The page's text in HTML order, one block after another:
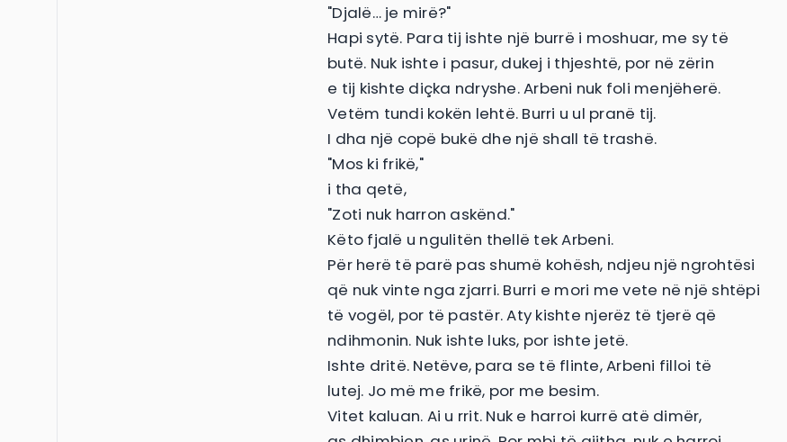
"Djalë… je mirë?"
Hapi sytë. Para tij ishte një burrë i moshuar, me sy të
butë. Nuk ishte i pasur, dukej i thjeshtë, por në zërin
e tij kishte diçka ndryshe. Arbeni nuk foli menjëherë.
Vetëm tundi kokën lehtë. Burri u ul pranë tij.
I dha një copë bukë dhe një shall të trashë.
"Mos ki frikë,"
i tha qetë,
"Zoti nuk harron askënd."
Këto fjalë u ngulitën thellë tek Arbeni.
Për herë të parë pas shumë kohësh, ndjeu një ngrohtësi
që nuk vinte nga zjarri. Burri e mori me vete në një shtëpi
të vogël, por të pastër. Aty kishte njerëz të tjerë që
ndihmonin. Nuk ishte luks, por ishte jetë.
Ishte dritë. Netëve, para se të flinte, Arbeni filloi të
lutej. Jo më me frikë, por me besim.
Vitet kaluan. Ai u rrit. Nuk e harroi kurrë atë dimër,